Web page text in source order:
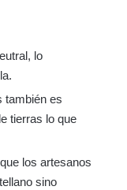
lo
también es
tierras lo que
los artesanos
sino